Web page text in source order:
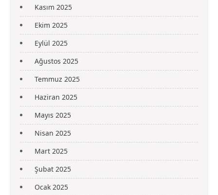
Kasım 2025
Ekim 2025
Eylül 2025
Ağustos 2025
Temmuz 2025
Haziran 2025
Mayıs 2025
Nisan 2025
Mart 2025
Şubat 2025
Ocak 2025